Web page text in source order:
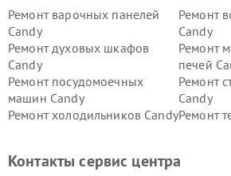
Ремонт варочных панелей
Candy
Ремонт
Candy
Ремонт духовых шкафов
Candy
Ремонт
печей
Ремонт посудомоечных
машин Candy
Ремонт
Candy
Ремонт холодильников CandyРемонт
Контакты сервис центра